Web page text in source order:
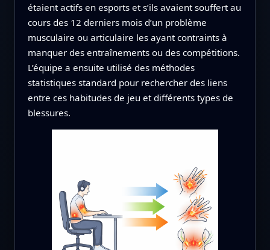
étaient actifs en esports et s’ils avaient souffert au
cours des 12 derniers mois d’un problème
musculaire ou articulaire les ayant contraints à
manquer des entraînements ou des compétitions.
L’équipe a ensuite utilisé des méthodes
statistiques standard pour rechercher des liens
entre ces habitudes de jeu et différents types de
blessures.